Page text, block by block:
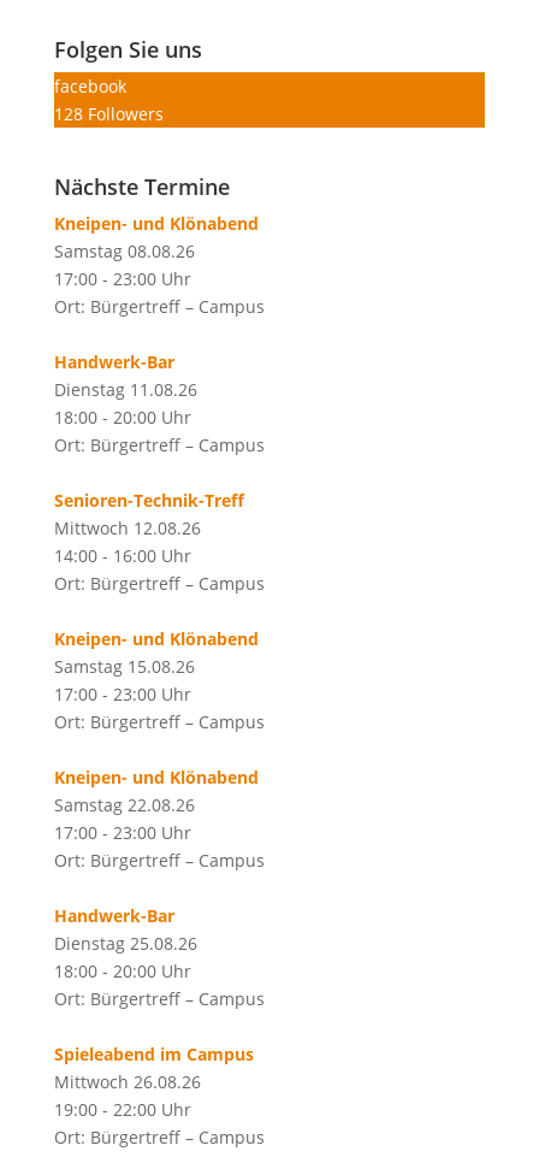
Folgen Sie uns
facebook
128 Followers
Nächste Termine
Kneipen- und Klönabend
Samstag 08.08.26
17:00 - 23:00 Uhr
Ort: Bürgertreff – Campus
Handwerk-Bar
Dienstag 11.08.26
18:00 - 20:00 Uhr
Ort: Bürgertreff – Campus
Senioren-Technik-Treff
Mittwoch 12.08.26
14:00 - 16:00 Uhr
Ort: Bürgertreff – Campus
Kneipen- und Klönabend
Samstag 15.08.26
17:00 - 23:00 Uhr
Ort: Bürgertreff – Campus
Kneipen- und Klönabend
Samstag 22.08.26
17:00 - 23:00 Uhr
Ort: Bürgertreff – Campus
Handwerk-Bar
Dienstag 25.08.26
18:00 - 20:00 Uhr
Ort: Bürgertreff – Campus
Spieleabend im Campus
Mittwoch 26.08.26
19:00 - 22:00 Uhr
Ort: Bürgertreff – Campus